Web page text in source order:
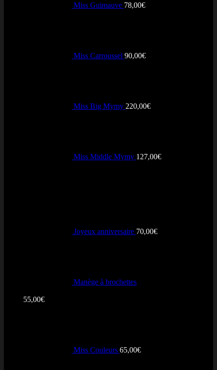
Miss Guimauve 78,00€
Miss Carroussel 90,00€
Miss Big Mymy 220,00€
Miss Middle Mymy 127,00€
Joyeux anniversaire 70,00€
Manège à brochettes
55,00€
Miss Couleurs 65,00€